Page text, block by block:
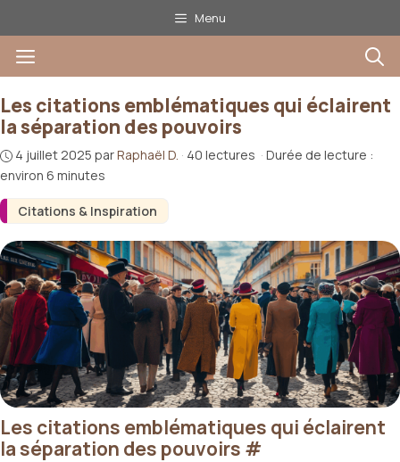
au
contenu
Menu
Menu
Citations & Inspiration
Les citations emblématiques qui éclairent
la séparation des pouvoirs
4 juillet 2025 parRaphaël D. · 40 lectures · Durée de lecture :
environ 6 minutes
Les citations emblématiques qui éclairent
la séparation des pouvoirs #